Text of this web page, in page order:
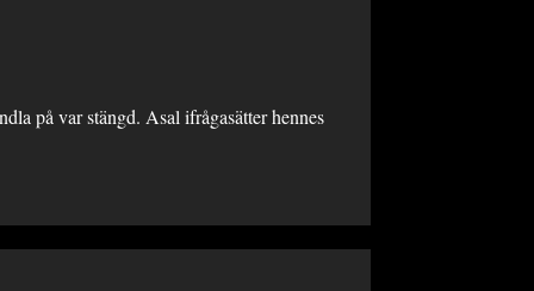
på var stängd. Asal ifrågasätter hennes